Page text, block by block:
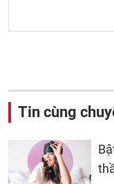
Tin cùng